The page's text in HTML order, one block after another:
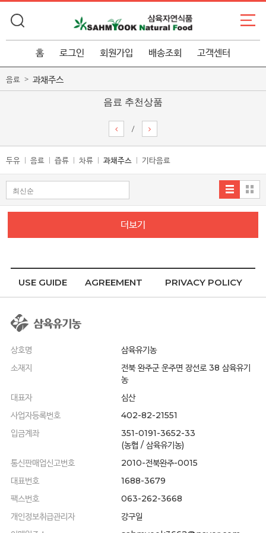
홈 로그인 회원가입 배송조회 고객센터
음료 과채주스
음료 추천상품
/
두유 음료 즙류 차류 과채주스 기타음료
더보기
USE GUIDE AGREEMENT PRIVACY POLICY
상호명
삼육유기농
소재지
전북 완주군 운주면 장선로 38 삼육유기
농
대표자
심산
사업자등록번호
402-82-21551
입금계좌
351-0191-3652-33
(농협 / 삼육유기농)
통신판매업신고번호
2010-전북완주-0015
대표번호
1688-3679
팩스번호
063-262-3668
개인정보취급관리자
강구일